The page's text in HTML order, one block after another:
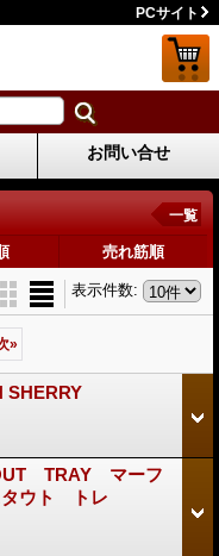
PCサイト
お問い合せ
一覧
売れ筋順
表示件数:
»
SHERRY
TRAY マーフ
タウト トレ